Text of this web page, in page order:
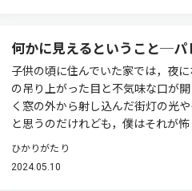
何かに見えるということ─
子供の頃に住んでいた家では，夜
の吊り上がった目と不気味な口が
く窓の外から射し込んだ街灯の光
と思うのだけれども，僕はそれが怖
ひかりがたり
2024.05.10